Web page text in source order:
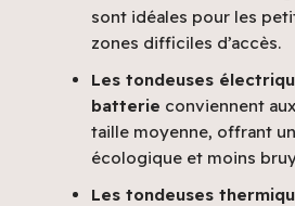
sont idéales pour les
zones difficiles d’accès.
Les tondeuses
batterie conviennent
taille moyenne, offrant
écologique et moins
Les tondeuses